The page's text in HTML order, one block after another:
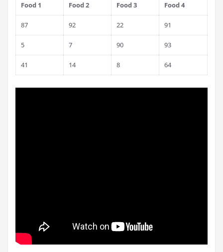
Food 1
Food 2 Food 3 Food 4
87 92 22 91
5 7 90 93
41 14 8 64